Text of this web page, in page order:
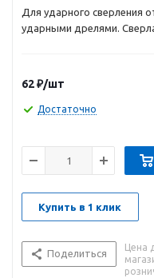
Для ударного сверления
ударными дрелями.
ударная нагрузка на тело
уменьшается трение,
62₽/шт
Достаточно
Купить в 1 клик
Поделиться
Цена